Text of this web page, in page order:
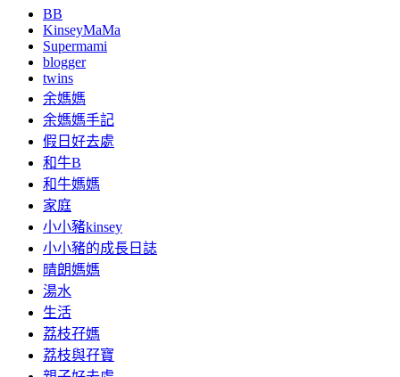
BB
KinseyMaMa
Supermami
blogger
twins
余媽媽
余媽媽手記
假日好去處
和牛B
和牛媽媽
家庭
小小豬kinsey
小小豬的成長日誌
晴朗媽媽
湯水
生活
荔枝孖媽
荔枝與孖寶